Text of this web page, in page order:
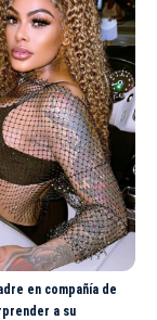
en compañía de
a su